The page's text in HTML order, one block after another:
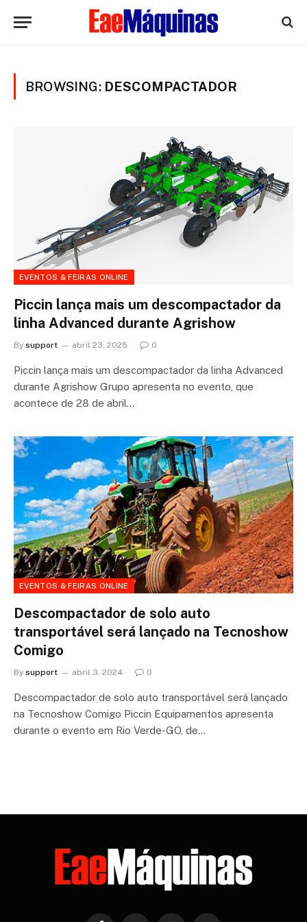
BROWSING: DESCOMPACTADOR
EVENTOS & FEIRAS ONLINE
Piccin lança mais um descompactador da
linha Advanced durante Agrishow
By support abril 23, 2025 0
Piccin lança mais um descompactador da linha Advanced
durante Agrishow Grupo apresenta no evento, que
acontece de 28 de abril…
EVENTOS & FEIRAS ONLINE
Descompactador de solo auto
transportável será lançado na Tecnoshow
Comigo
By support abril 3, 2024 0
Descompactador de solo auto transportável será lançado
na Tecnoshow Comigo Piccin Equipamentos apresenta
durante o evento em Rio Verde-GO, de…